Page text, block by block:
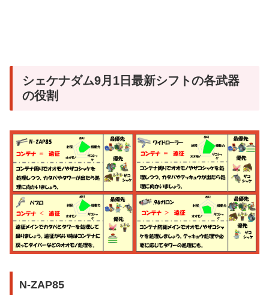
シェケナダム9月1日最新シフトの各武器
の役割
N-ZAP85